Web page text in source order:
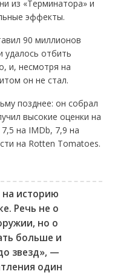
из «Терминатора» и
эффекты.
90 миллионов
удалось отбить
и, несмотря на
он не стал.
позднее: он собрал
высокие оценки на
на IMDb, 7,9 на
на Rotten Tomatoes.
на историю
Речь не о
но о
больше и
звезд», —
один